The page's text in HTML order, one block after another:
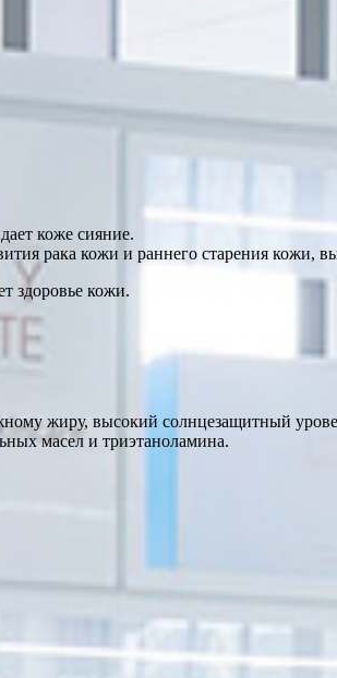
коже сияние.
рака кожи и раннего старения кожи,
здоровье кожи.
жиру, высокий солнцезащитный
масел и триэтаноламина.